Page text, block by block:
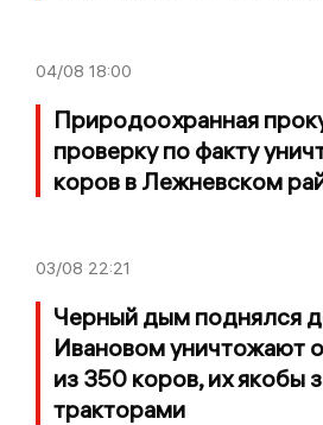
04/08 18:00
Природоохранная
проверку по факту
коров в Лежневском
03/08 22:21
Черный дым поднялся
Ивановом уничтожают
из 350 коров, их якобы
тракторами